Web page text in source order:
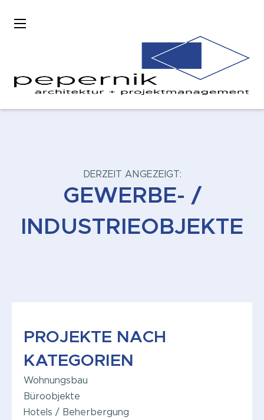
DERZEIT ANGEZEIGT:
GEWERBE- /
INDUSTRIEOBJEKTE
PROJEKTE NACH
KATEGORIEN
Büroobjekte
Hotels / Beherbergung
Wohnungsbau